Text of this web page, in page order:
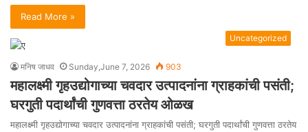
Read More »
Uncategorized
मनिष जाधव Sunday,June 7, 2026 903
महालक्ष्मी गृहउद्योगाच्या चवदार उत्पादनांना ग्राहकांची पसंती;
घरगुती पदार्थांची गुणवत्ता ठरतेय ओळख
महालक्ष्मी गृहउद्योगाच्या चवदार उत्पादनांना ग्राहकांची पसंती; घरगुती पदार्थांची गुणवत्ता ठरतेय